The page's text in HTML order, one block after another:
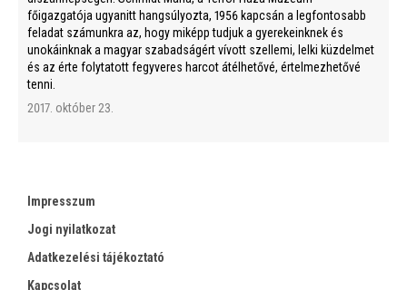
főigazgatója ugyanitt hangsúlyozta, 1956 kapcsán a legfontosabb
feladat számunkra az, hogy miképp tudjuk a gyerekeinknek és
unokáinknak a magyar szabadságért vívott szellemi, lelki küzdelmet
és az érte folytatott fegyveres harcot átélhetővé, értelmezhetővé
tenni.
2017. október 23.
Impresszum
Jogi nyilatkozat
Adatkezelési tájékoztató
Kapcsolat